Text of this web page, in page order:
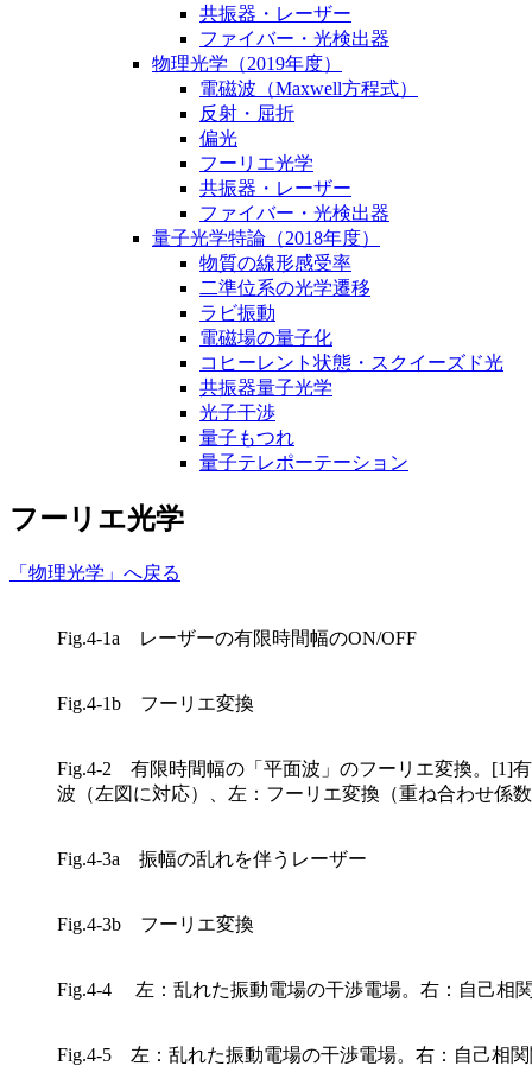
共振器・レーザー
ファイバー・光検出器
物理光学（2019年度）
電磁波（Maxwell方程式）
反射・屈折
偏光
フーリエ光学
共振器・レーザー
ファイバー・光検出器
量子光学特論（2018年度）
物質の線形感受率
二準位系の光学遷移
ラビ振動
電磁場の量子化
コヒーレント状態・スクイーズド光
共振器量子光学
光子干渉
量子もつれ
量子テレポーテーション
フーリエ光学
「物理光学」へ戻る
Fig.4-1a レーザーの有限時間幅のON/OFF
Fig.4-1b フーリエ変換
Fig.4-2 有限時間幅の「平面波」のフーリエ変換。[1]
波（左図に対応）、左：フーリエ変換（重ね合わせ係
Fig.4-3a 振幅の乱れを伴うレーザー
Fig.4-3b フーリエ変換
Fig.4-4 左：乱れた振動電場の干渉電場。右：自己相
Fig.4-5 左：乱れた振動電場の干渉電場。右：自己相関